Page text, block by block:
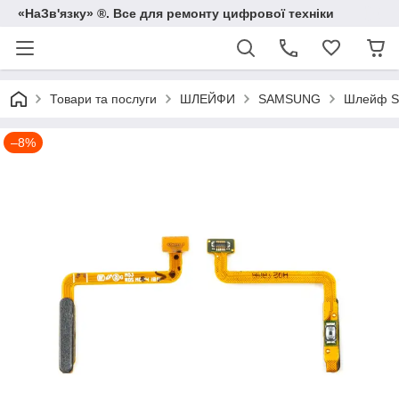
«НаЗв'язку» ®. Все для ремонту цифрової техніки
Товари та послуги ШЛЕЙФИ SAMSUNG Шлейф
–8%